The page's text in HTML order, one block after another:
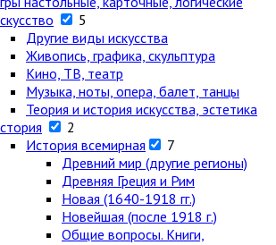
5
Другие виды искусства
Живопись, графика, скульптура
Кино, ТВ, театр
Музыка, ноты, опера, балет, танцы
Теория и история искусства, эстетика
2
История всемирная
7
Древний мир (другие регионы)
Древняя Греция и Рим
Новая (1640-1918 гг.)
Новейшая (после 1918 г.)
Общие вопросы. Книги,